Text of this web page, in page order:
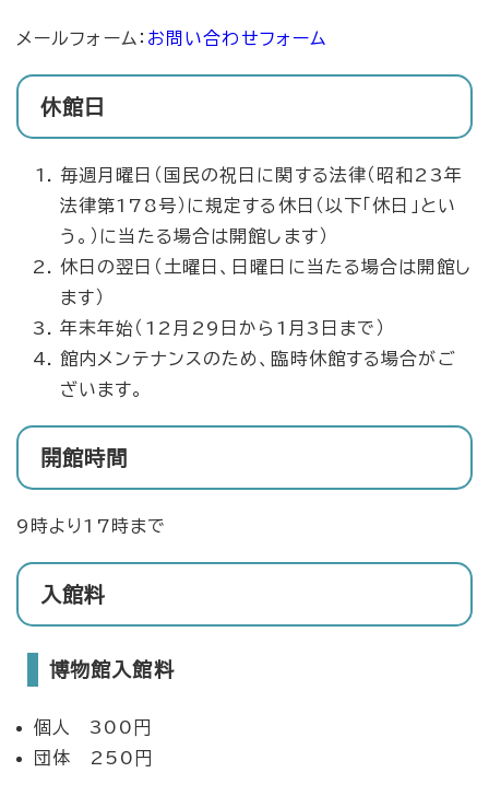
メールフォーム： お問い合わせフォーム
休館日
毎週月曜日（国民の祝日に関する法律（昭和23年
法律第178号）に規定する休日（以下「休日」とい
う。）に当たる場合は開館します）
休日の翌日（土曜日、日曜日に当たる場合は開館し
ます）
年末年始（12月29日から1月3日まで）
館内メンテナンスのため、臨時休館する場合がご
ざいます。
開館時間
9時より17時まで
入館料
博物館入館料
個人 300円
団体 250円